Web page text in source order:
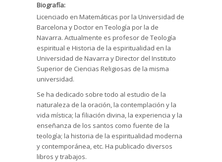
Biografía:
Licenciado en Matemáticas por la Universidad de
Barcelona y Doctor en Teología por la de
Navarra. Actualmente es profesor de Teología
espiritual e Historia de la espiritualidad en la
Universidad de Navarra y Director del Instituto
Superior de Ciencias Religiosas de la misma
universidad.
Se ha dedicado sobre todo al estudio de la
naturaleza de la oración, la contemplación y la
vida mística; la filiación divina, la experiencia y la
enseñanza de los santos como fuente de la
teología; la historia de la espiritualidad moderna
y contemporánea, etc. Ha publicado diversos
libros y trabajos.